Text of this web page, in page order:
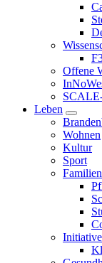
Offene
Leben
Wohnen
Kultur
Sport